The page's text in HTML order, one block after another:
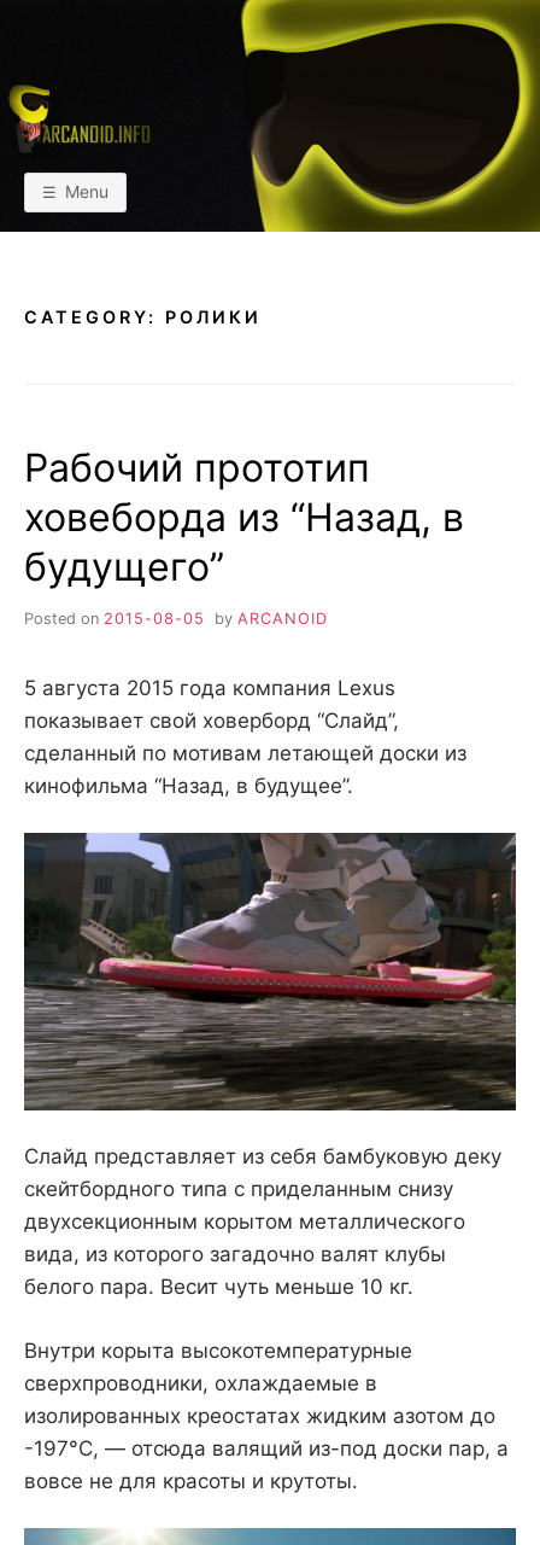
АРКАИНФО
Пейнтбол vs Paintball
Menu
CATEGORY: РОЛИКИ
Рабочий прототип
ховеборда из “Назад, в
будущего”
Posted on 2015-08-05 by ARCANOID
5 августа 2015 года компания Lexus
показывает свой ховерборд “Слайд”,
сделанный по мотивам летающей доски из
кинофильма “Назад, в будущее”.
Слайд представляет из себя бамбуковую деку
скейтбордного типа с приделанным снизу
двухсекционным корытом металлического
вида, из которого загадочно валят клубы
белого пара. Весит чуть меньше 10 кг.
Внутри корыта высокотемпературные
сверхпроводники, охлаждаемые в
изолированных креостатах жидким азотом до
-197°C, — отсюда валящий из-под доски пар, а
вовсе не для красоты и крутоты.